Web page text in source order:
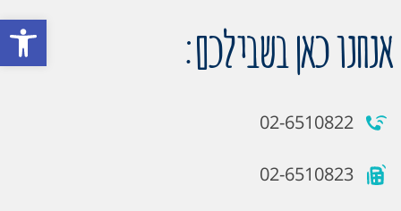
פתח אנחנו כאן בשבילכם:
02-6510822
02-6510823